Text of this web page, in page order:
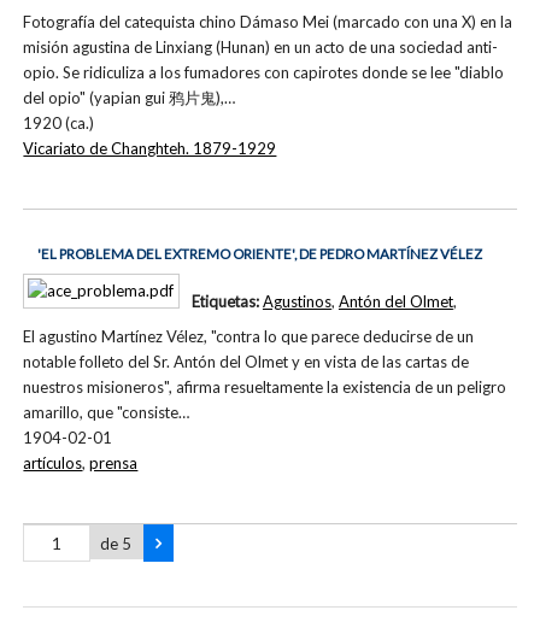
Fotografía del catequista chino Dámaso Mei (marcado con una X) en la
misión agustina de Linxiang (Hunan) en un acto de una sociedad anti-
opio. Se ridiculiza a los fumadores con capirotes donde se lee "diablo
del opio" (yapian gui 鸦片鬼),…
1920 (ca.)
Vicariato de Changhteh. 1879-1929
'EL PROBLEMA DEL EXTREMO ORIENTE', DE PEDRO MARTÍNEZ VÉLEZ
El agustino Martínez Vélez, "contra lo que parece deducirse de un
notable folleto del Sr. Antón del Olmet y en vista de las cartas de
nuestros misioneros", afirma resueltamente la existencia de un peligro
amarillo, que "consiste…
1904-02-01
Etiquetas:Agustinos, Antón del Olmet,
artículos,prensa
de 5